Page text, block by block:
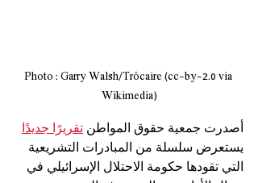
Photo : Garry Walsh/Trócaire (cc-by-2.0 via
Wikimedia)
أصدرت جمعية حقوق المواطن تقريرًا جديدًا
يستعرض سلسلة من المبادرات التشريعية
التي تقودها حكومة الاحتلال الإسرائيلي في